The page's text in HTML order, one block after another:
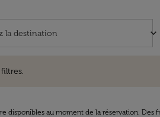
keyboard_arrow_down
au moment de la réservation. Des